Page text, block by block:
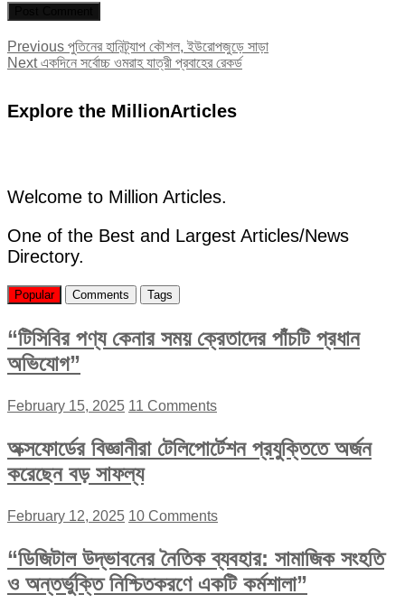
Post
Previous Previous
post:
পুতিনের হানিট্র্যাপ কৌশল, ইউরোপজুড়ে সাড়া
Next Next
একদিনে সর্বোচ্চ ওমরাহ যাত্রী প্রবাহের রেকর্ড
Explore the MillionArticles
Welcome to Million Articles.
One of the Best and Largest Articles/News
Directory.
Popular Comments Tags
“টিসিবির পণ্য কেনার সময় ক্রেতাদের পাঁচটি প্রধান
অভিযোগ”
February 15, 2025 11 Comments
অক্সফোর্ডের বিজ্ঞানীরা টেলিপোর্টেশন প্রযুক্তিতে অর্জন
করেছেন বড় সাফল্য
February 12, 2025 10 Comments
“ডিজিটাল উদ্ভাবনের নৈতিক ব্যবহার: সামাজিক সংহতি
ও অন্তর্ভুক্তি নিশ্চিতকরণে একটি কর্মশালা”